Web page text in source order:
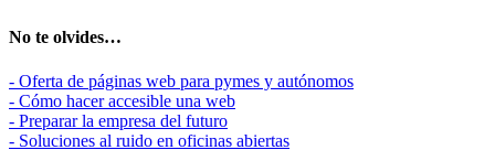
No te olvides…
- Oferta de páginas web para pymes y autónomos
- Cómo hacer accesible una web
- Preparar la empresa del futuro
- Soluciones al ruido en oficinas abiertas